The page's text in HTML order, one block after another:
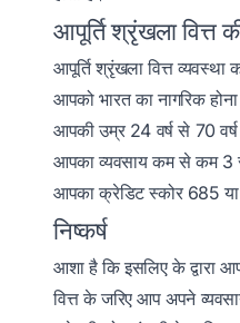
आपूर्ति श्रृंखला वित्त
आपूर्ति श्रृंखला वित्त व्यवस्था
आपको भारत का नागरिक होना
आपकी उम्र 24 वर्ष से 70 वर्ष
आपका व्यवसाय कम से कम 3
आपका क्रेडिट स्कोर 685 या
निष्कर्ष
आशा है कि इसलिए के द्वारा
वित्त के जरिए आप अपने